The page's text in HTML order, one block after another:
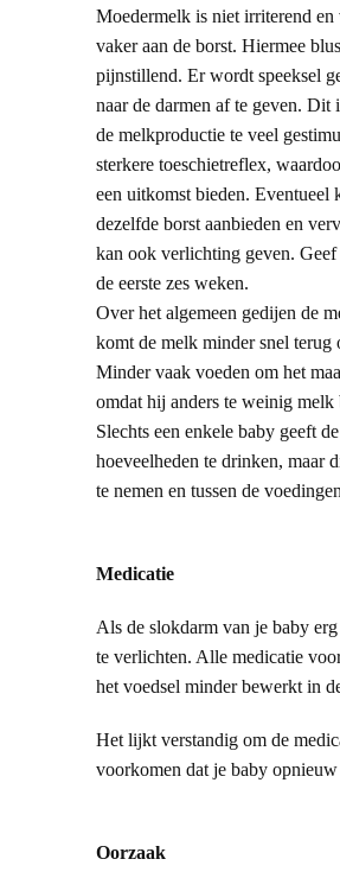
Moedermelk is niet irriterend en
vaker aan de borst. Hiermee
pijnstillend. Er wordt speeksel
naar de darmen af te geven. Dit
de melkproductie te veel
sterkere toeschietreflex,
een uitkomst bieden. Eventueel
dezelfde borst aanbieden en
kan ook verlichting geven.
de eerste zes weken.
Over het algemeen gedijen de
komt de melk minder snel terug
Minder vaak voeden om het
omdat hij anders te weinig
Slechts een enkele baby geeft
hoeveelheden te drinken, maar
te nemen en tussen de
Medicatie
Als de slokdarm van je baby
te verlichten. Alle medicatie
het voedsel minder bewerkt in
Het lijkt verstandig om de
voorkomen dat je baby
Oorzaak